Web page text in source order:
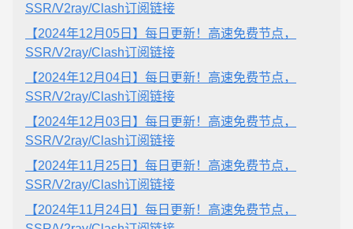
SSR/V2ray/Clash订阅链接
【2024年12月05日】每日更新！高速免费节点，
SSR/V2ray/Clash订阅链接
【2024年12月04日】每日更新！高速免费节点，
SSR/V2ray/Clash订阅链接
【2024年12月03日】每日更新！高速免费节点，
SSR/V2ray/Clash订阅链接
【2024年11月25日】每日更新！高速免费节点，
SSR/V2ray/Clash订阅链接
【2024年11月24日】每日更新！高速免费节点，